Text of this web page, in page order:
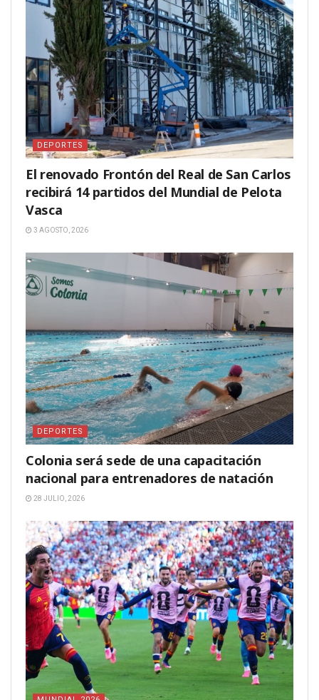
DEPORTES
El renovado Frontón del Real de San Carlos
recibirá 14 partidos del Mundial de Pelota
Vasca
3 AGOSTO, 2026
DEPORTES
Colonia será sede de una capacitación
nacional para entrenadores de natación
28 JULIO, 2026